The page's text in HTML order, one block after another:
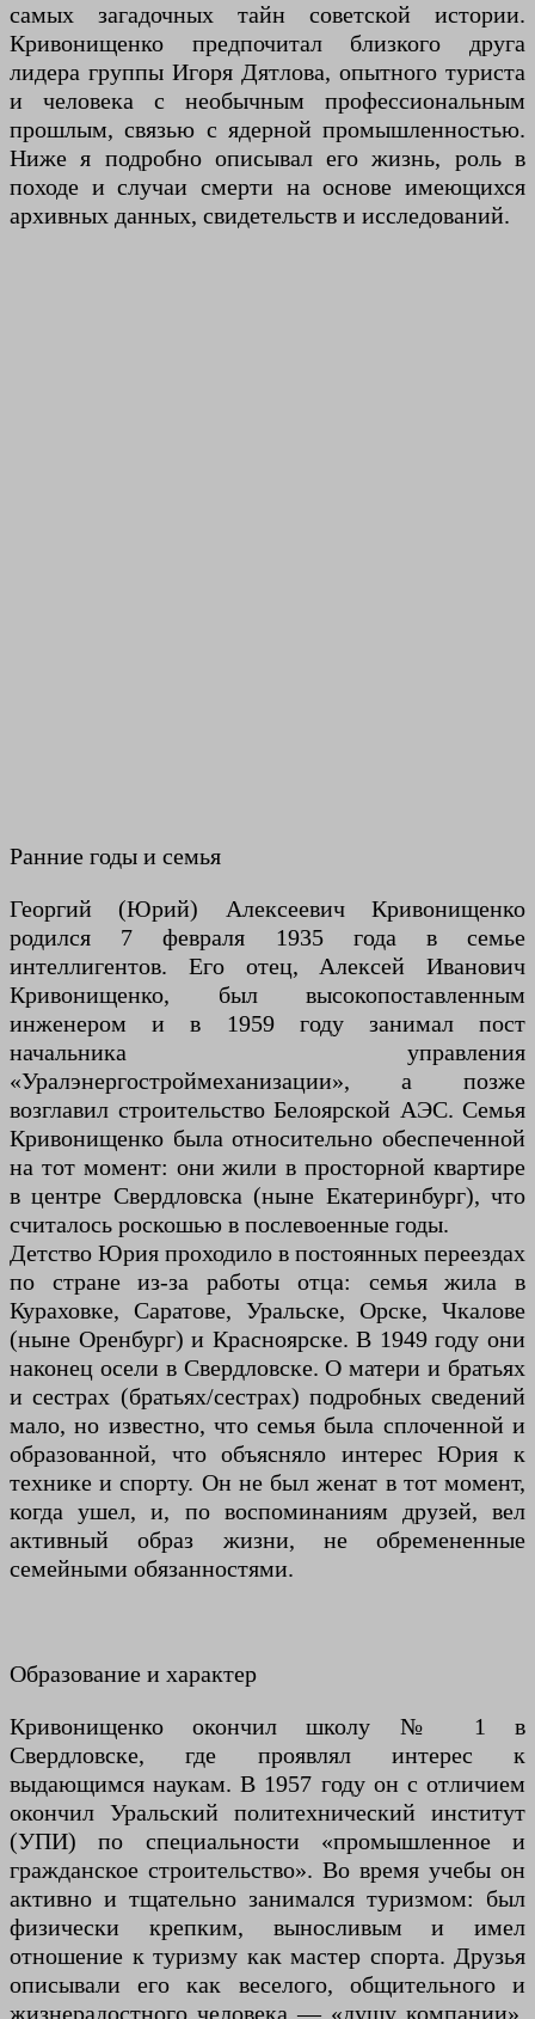
самых загадочных тайн советской истории.
Кривонищенко предпочитал близкого друга
лидера группы Игоря Дятлова, опытного туриста
и человека с необычным профессиональным
прошлым, связью с ядерной промышленностью.
Ниже я подробно описывал его жизнь, роль в
походе и случаи смерти на основе имеющихся
архивных данных, свидетельств и исследований.
Ранние годы и семья
Георгий (Юрий) Алексеевич Кривонищенко
родился 7 февраля 1935 года в семье
интеллигентов. Его отец, Алексей Иванович
Кривонищенко, был высокопоставленным
инженером и в 1959 году занимал пост
начальника управления
«Уралэнергостроймеханизации», а позже
возглавил строительство Белоярской АЭС. Семья
Кривонищенко была относительно обеспеченной
на тот момент: они жили в просторной квартире
в центре Свердловска (ныне Екатеринбург), что
считалось роскошью в послевоенные годы.
Детство Юрия проходило в постоянных переездах
по стране из-за работы отца: семья жила в
Кураховке, Саратове, Уральске, Орске, Чкалове
(ныне Оренбург) и Красноярске. В 1949 году они
наконец осели в Свердловске. О матери и братьях
и сестрах (братьях/сестрах) подробных сведений
мало, но известно, что семья была сплоченной и
образованной, что объясняло интерес Юрия к
технике и спорту. Он не был женат в тот момент,
когда ушел, и, по воспоминаниям друзей, вел
активный образ жизни, не обремененные
семейными обязанностями.
Образование и характер
Кривонищенко окончил школу № 1 в
Свердловске, где проявлял интерес к
выдающимся наукам. В 1957 году он с отличием
окончил Уральский политехнический институт
(УПИ) по специальности «промышленное и
гражданское строительство». Во время учебы он
активно и тщательно занимался туризмом: был
физически крепким, выносливым и имел
отношение к туризму как мастер спорта. Друзья
описывали его как веселого, общительного и
жизнерадостного человека — «душу компании».